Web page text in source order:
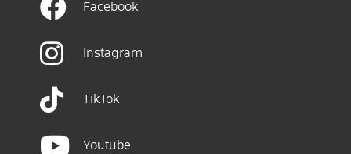
Facebook
Instagram
TikTok
Youtube